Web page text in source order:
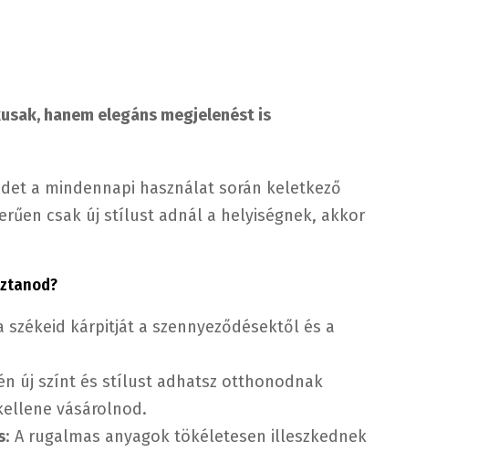
hanem elegáns megjelenést is
a mindennapi használat során keletkező
csak új stílust adnál a helyiségnek, akkor
székeid kárpitját a szennyeződésektől és a
új színt és stílust adhatsz otthonodnak
vásárolnod.
: A rugalmas anyagok tökéletesen illeszkednek